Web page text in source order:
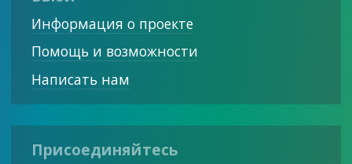
Информация о проекте
Помощь и возможности
Написать нам
Присоединяйтесь